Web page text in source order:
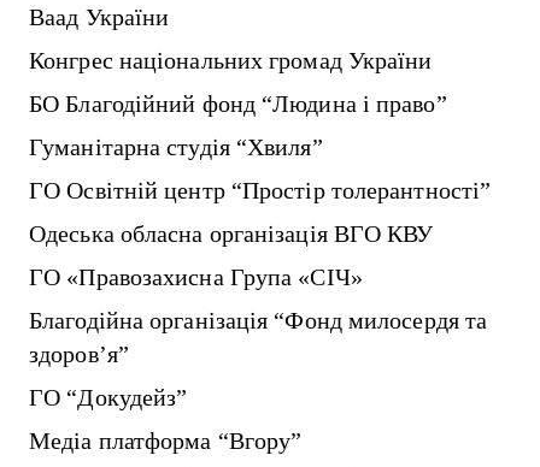
Ваад України
Конгрес національних громад України
БО Благодійний фонд “Людина і право”
Гуманітарна студія “Хвиля”
ГО Освітній центр “Простір толерантності”
Одеська обласна організація ВГО КВУ
ГО «Правозахисна Група «СІЧ»
Благодійна організація “Фонд милосердя та
здоров’я”
ГО “Докудейз”
Медіа платформа “Вгору”